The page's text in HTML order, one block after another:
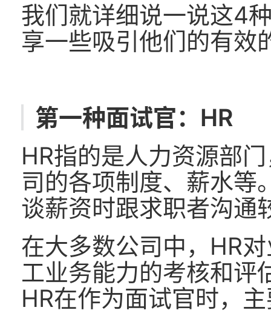
我们就详细说一说这4
享一些吸引他们的有效
第一种面试官：HR
HR指的是人力资源部
司的各项制度、薪水等
谈薪资时跟求职者沟通
在大多数公司中，HR
工业务能力的考核和评
HR在作为面试官时，